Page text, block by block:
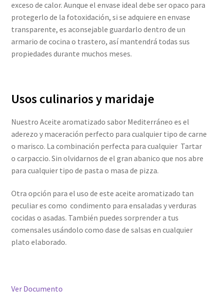
exceso de calor. Aunque el envase ideal debe ser opaco para
protegerlo de la fotoxidación, si se adquiere en envase
transparente, es aconsejable guardarlo dentro de un
armario de cocina o trastero, así mantendrá todas sus
propiedades durante muchos meses.
Usos culinarios y maridaje
Nuestro Aceite aromatizado sabor Mediterráneo es el
aderezo y maceración perfecto para cualquier tipo de carne
o marisco. La combinación perfecta para cualquier Tartar
o carpaccio. Sin olvidarnos de el gran abanico que nos abre
para cualquier tipo de pasta o masa de pizza.
Otra opción para el uso de este aceite aromatizado tan
peculiar es como condimento para ensaladas y verduras
cocidas o asadas. También puedes sorprender a tus
comensales usándolo como dase de salsas en cualquier
plato elaborado.
Ver Documento